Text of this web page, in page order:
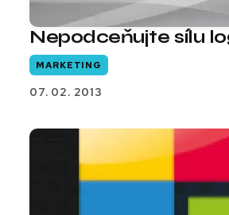
Nepodceňujte sílu
MARKETING
07. 02. 2013